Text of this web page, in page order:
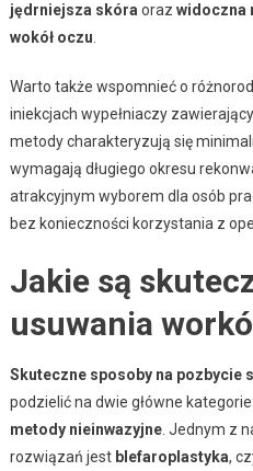
jędrniejsza skóraoraz widoczna
wokół oczu.
Warto także wspomnieć o
iniekcjach wypełniaczy
metody charakteryzują się
wymagają długiego okresu
atrakcyjnym wyborem dla osób
bez konieczności korzystania z
Jakie są
usuwania
Skuteczne sposoby na pozbycie
podzielić na dwie główne kategorie:
metody nieinwazyjne. Jednym z
rozwiązań jest blefaroplastyka,